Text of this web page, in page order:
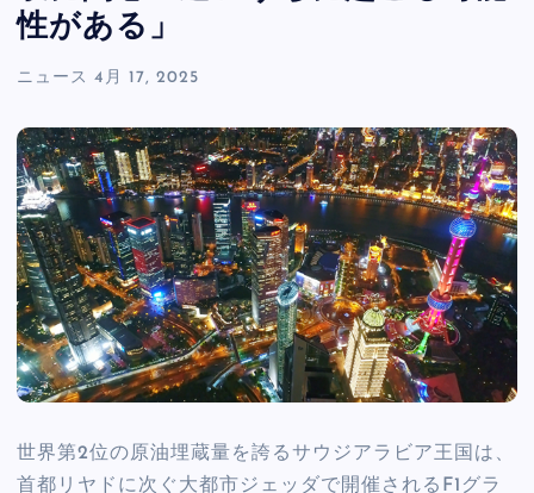
性がある」
ニュース 4月 17, 2025
世界第2位の原油埋蔵量を誇るサウジアラビア王国は、
首都リヤドに次ぐ大都市ジェッダで開催されるF1グラ